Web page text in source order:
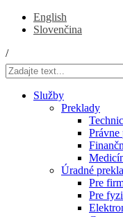
English
Slovenčina
/
Služby
Preklady
Právne
Úradné
Pre
Pre